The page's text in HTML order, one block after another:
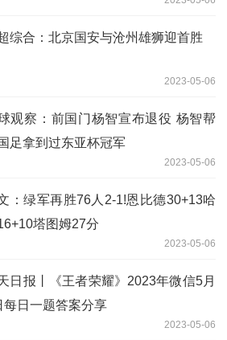
综合：北京国安与沧州雄狮迎首胜
2023-05-06
观察：前国门杨智宣布退役 杨智帮
足拿到过东亚杯冠军
2023-05-06
：绿军再胜76人2-1!恩比德30+13哈
塔图姆27分
2023-05-06
日报丨《王者荣耀》2023年微信5月
每日一题答案分享
2023-05-06